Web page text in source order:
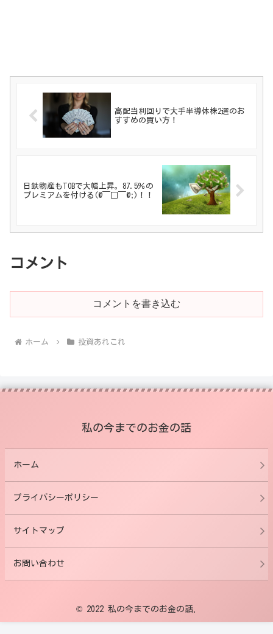
高配当利回りで大手半導体株2選のお
すすめの買い方！
日鉄物産もTOBで大幅上昇。87.5％の
プレミアムを付ける(@￣□￣@;)！！
コメント
コメントを書き込む
ホーム 投資あれこれ
私の今までのお金の話
ホーム
プライバシーポリシー
サイトマップ
お問い合わせ
© 2022 私の今までのお金の話.